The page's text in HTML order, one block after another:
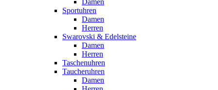
Damen
Sportuhren
Damen
Herren
Swarovski & Edelsteine
Damen
Herren
Taschenuhren
Taucheruhren
Damen